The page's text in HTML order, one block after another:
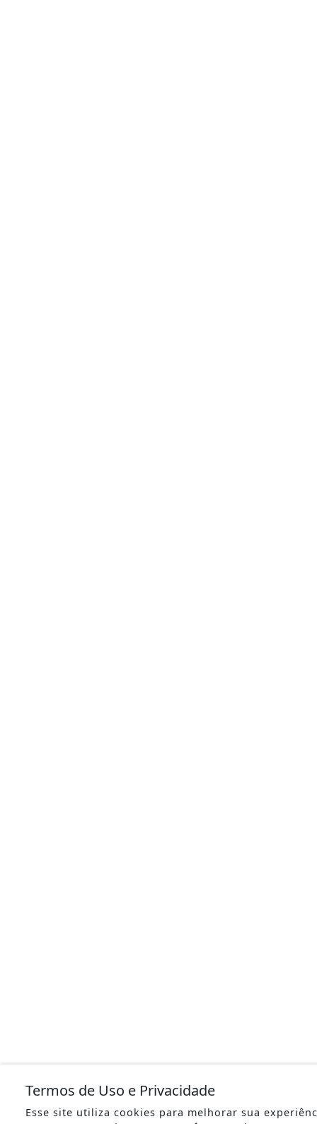
Termos de Uso e Privacidade
Esse site utiliza cookies para melhorar sua